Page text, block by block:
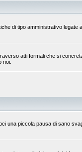
di tipo amministrativo
atti formali che si
noi.
una piccola pausa di sano